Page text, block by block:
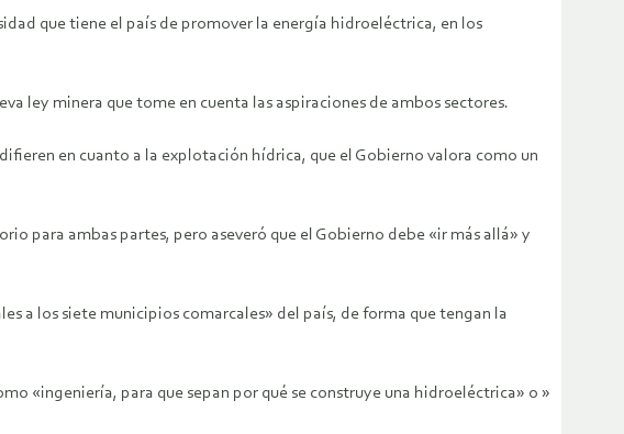
que tiene el país de promover la energía hidroeléctrica, en los
ley minera que tome en cuenta las aspiraciones de ambos sectores.
en cuanto a la explotación hídrica, que el Gobierno valora como un
para ambas partes, pero aseveró que el Gobierno debe «ir más allá» y
a los siete municipios comarcales» del país, de forma que tengan la
«ingeniería, para que sepan por qué se construye una hidroeléctrica» o »